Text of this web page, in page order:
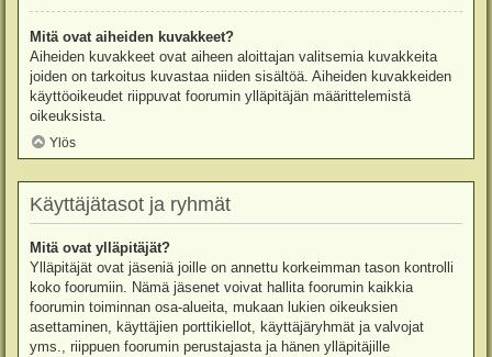
Mitä ovat aiheiden kuvakkeet?
Aiheiden kuvakkeet ovat aiheen aloittajan valitsemia kuvakkeita
joiden on tarkoitus kuvastaa niiden sisältöä. Aiheiden kuvakkeiden
käyttöoikeudet riippuvat foorumin ylläpitäjän määrittelemistä
oikeuksista.
Ylös
Käyttäjätasot ja ryhmät
Mitä ovat ylläpitäjät?
Ylläpitäjät ovat jäseniä joille on annettu korkeimman tason kontrolli
koko foorumiin. Nämä jäsenet voivat hallita foorumin kaikkia
foorumin toiminnan osa-alueita, mukaan lukien oikeuksien
asettaminen, käyttäjien porttikiellot, käyttäjäryhmät ja valvojat
yms., riippuen foorumin perustajasta ja hänen ylläpitäjille